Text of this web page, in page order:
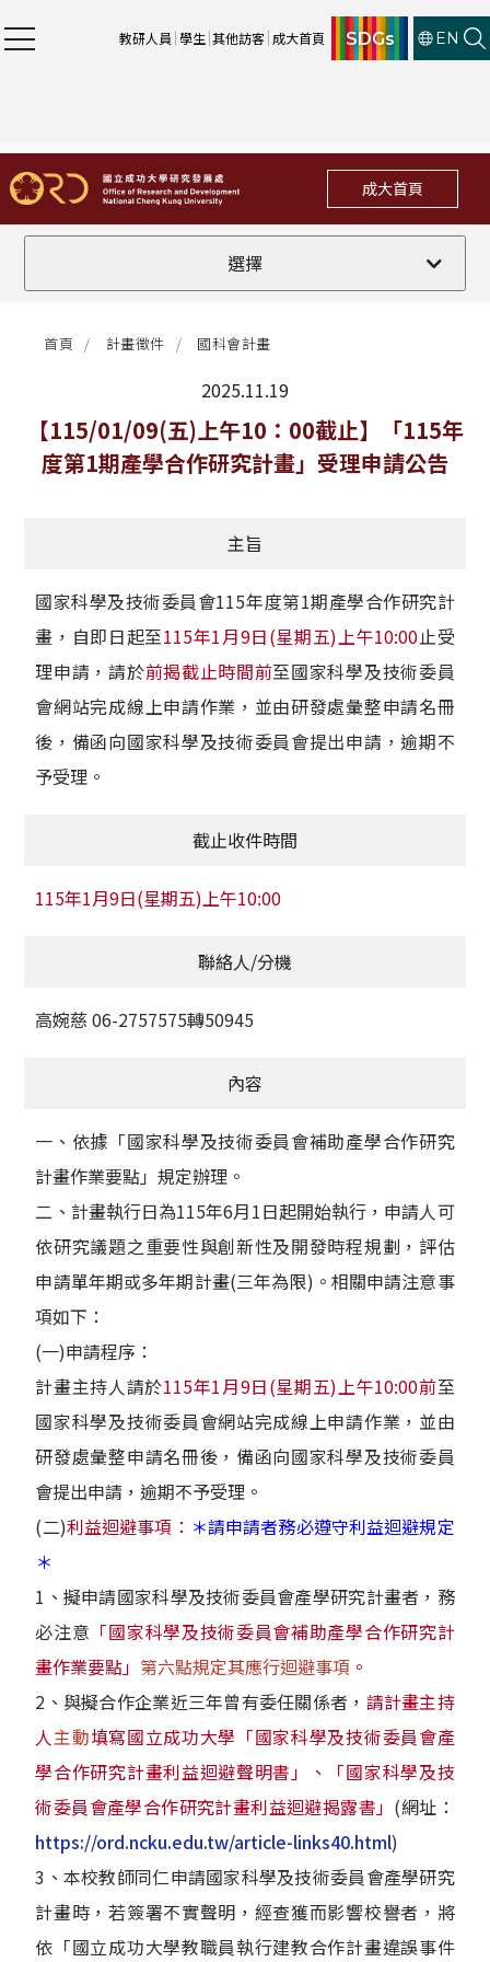
教研人員 學生 其他訪客 成大首頁 SDGs EN
成大首頁
選擇
全部
法規修訂
補助獎項
學術榮譽
其他
活動花絮
首頁 計畫徵件 國科會計畫
2025.11.19
最新消息
【115/01/09(五)上午10：00截止】「115年
度第1期產學合作研究計畫」受理申請公告
主旨
國家科學及技術委員會115年度第1期產學合作研究計
畫，自即日起至115年1月9日(星期五)上午10:00止受
理申請，請於前揭截止時間前至國家科學及技術委員
會網站完成線上申請作業，並由研發處彙整申請名冊
後，備函向國家科學及技術委員會提出申請，逾期不
予受理。
截止收件時間
115年1月9日(星期五)上午10:00
聯絡人/分機
高婉慈 06-2757575轉50945
內容
一、依據「國家科學及技術委員會補助產學合作研究
計畫作業要點」規定辦理。
二、計畫執行日為115年6月1日起開始執行，申請人可
依研究議題之重要性與創新性及開發時程規劃，評估
申請單年期或多年期計畫(三年為限)。相關申請注意事
項如下：
(一)申請程序：
計畫主持人請於115年1月9日(星期五)上午10:00前至
國家科學及技術委員會網站完成線上申請作業，並由
研發處彙整申請名冊後，備函向國家科學及技術委員
會提出申請，逾期不予受理。
(二)利益迴避事項： ＊請申請者務必遵守利益迴避規定
＊
1、擬申請國家科學及技術委員會產學研究計畫者，務
必注意 「國家科學及技術委員會補助產學合作研究計
畫作業要點」 第六點規定其應行迴避事項 。
2、與擬合作企業近三年曾有委任關係者， 請計畫主持
人主動填寫國立成功大學「國家科學及技術委員會產
學合作研究計畫利益迴避聲明書」、「國家科學及技
術委員會產學合作研究計畫利益迴避揭露書」 (網址：
https://ord.ncku.edu.tw/article-links40.html)
3、本校教師同仁申請國家科學及技術委員會產學研究
計畫時，若簽署不實聲明，經查獲而影響校譽者，將
依「國立成功大學教職員執行建教合作計畫違誤事件